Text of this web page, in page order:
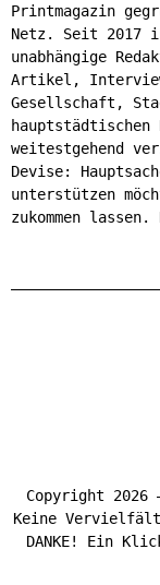
Printmagazin
Netz. Seit 2017
unabhängige
Artikel,
Gesellschaft,
hauptstädtischen
weitestgehend
Devise:
unterstützen
zukommen
Copyright
Keine
DANKE! Ein